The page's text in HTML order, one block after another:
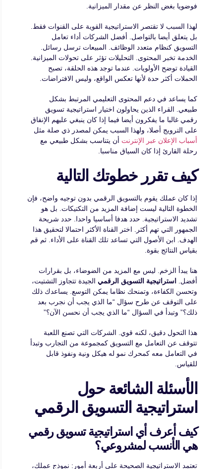
فوضويا بغض النظر عن مقدار الميزانية.
لهذا السبب لا تقتصر الاستراتيجية القوية على القنوات فقط.
بل يتعلق أيضا بالتواصل. أفضل الشركات أداء تعامل
التسويق كنظام متعدد الوظائف. المبيعات ترسل رسائل.
الخدمة تخبر المحتوى. التحليلات تؤثر على تحولات الميزانية.
القيادة توضح الأولويات. عندما توجد هذه الحلقة، تصبح
الحملات أكثر حدة لأنها تعكس الواقع، وليس الافتراضات.
كما يساعد في دعم المحتوى التعليمي المرتبط بشكل
طبيعي. القراء الذين يحاولون اختيار استراتيجية تسويق
رقمي غالبا ما يفكرون أيضا فيما إذا كان ينبغي عليهم الإنفاق
على الترويج أصلا، ولهذا السبب يمكن لمصدر ذي صلة مثل
أسباب الإعلان عبر الإنترنت أن يتناسب بشكل طبيعي مع
رحلة القارئ إذا كان السياق مناسبا.
كيف تقرر خطوتك التالية
إذا كان عملك يقوم بالتسويق الرقمي بدون توجيه واضح، فإن
الخطوة التالية ليست إضافة المزيد من التكتيكات. بل هو
تشديد الاستراتيجية. حدد هدفا أساسيا واحدا. حدد شريحة
الجمهور التي تهم أكثر. اختر القناة الأكثر احتمالا لتحقيق هذا
الهدف. ابن الأصول التي تساعد تلك القناة على الأداء. ثم قم
بقياس النتائج بقوة.
هنا يبدأ الزخم. ليس مع المزيد من الضوضاء، بل بقرارات
أفضل.
استراتيجية التسويق الرقمي الجيدة تتجاوز التشتيت،
وتحسن الكفاءة، وتمنحك نظاما يمكن التوسع. يساعدك ذلك
على التوقف عن طرح سؤال “ما الذي يجب أن نجرب بعد
ذلك؟” وتبدأ في السؤال “ما الذي يجب أن نحسن الآن؟”
هذا التحول دقيق، لكنه قوي. الشركات التي تصنع اللعبة
تتوقف عن التعامل مع التسويق كمجموعة من التجارب وتبدأ
في التعامل معه كمحرك نمو له هيكل ونية ونفوذ قابل
للقياس.
الأسئلة الشائعة حول
استراتيجية التسويق الرقمي
كيف أعرف أي استراتيجية تسويق رقمي
هي الأنسب لمشروعي؟
تعتمد الاستراتيجية الصحيحة على أربعة أمور: نموذج عملك،